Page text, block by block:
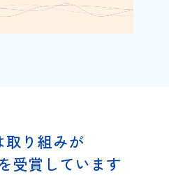
取り組みが
受賞しています